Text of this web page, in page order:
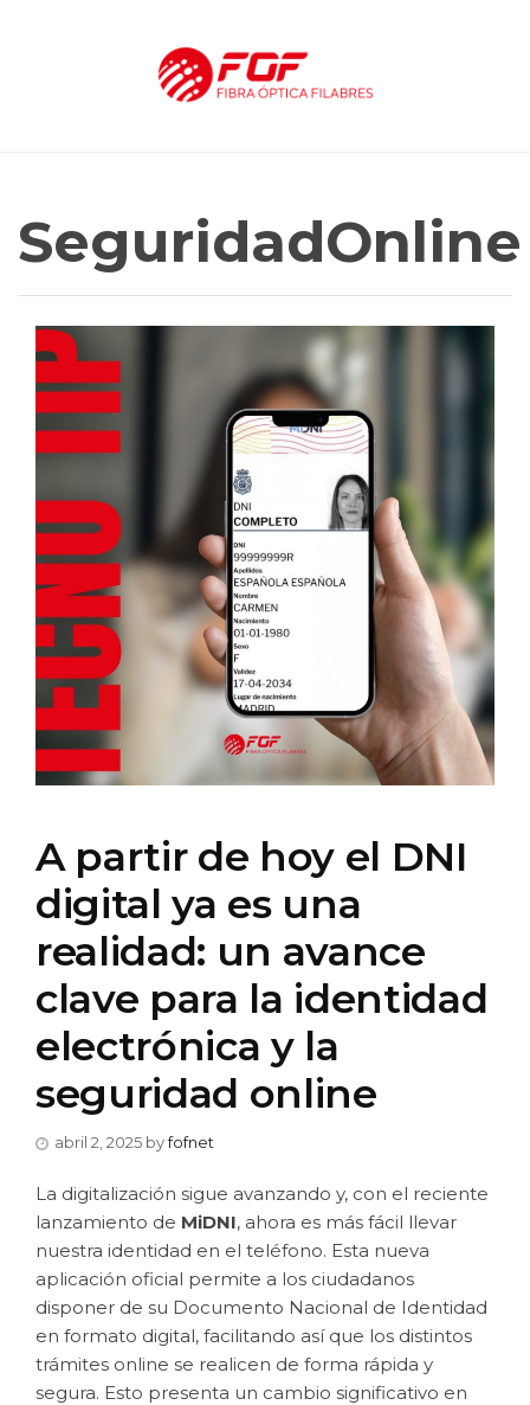
SeguridadOnline
A partir de hoy el DNI
digital ya es una
realidad: un avance
clave para la identidad
electrónica y la
seguridad online
abril 2, 2025 byfofnet
La digitalización sigue avanzando y, con el reciente
lanzamiento de MiDNI, ahora es más fácil llevar
nuestra identidad en el teléfono. Esta nueva
aplicación oficial permite a los ciudadanos
disponer de su Documento Nacional de Identidad
en formato digital, facilitando así que los distintos
trámites online se realicen de forma rápida y
segura. Esto presenta un cambio significativo en